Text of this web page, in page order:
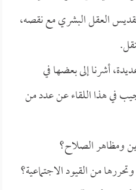
تقديس العقل البشري مع نقصه،
أشرنا إلى بعضها في
في هذا اللقاء عن عدد من
ومظاهر الصلاح؟
من القيود الاجتماعية؟